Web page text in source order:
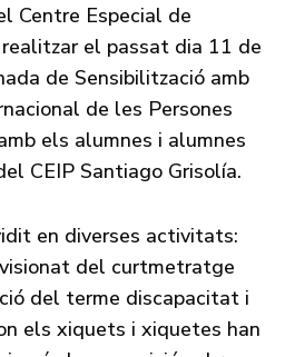
Centre Especial de
realitzar el passat dia 11 de
de Sensibilització amb
de les Persones
els alumnes i alumnes
CEIP Santiago Grisolía.
en diverses activitats:
del curtmetratge
del terme discapacitat i
els xiquets i xiquetes han